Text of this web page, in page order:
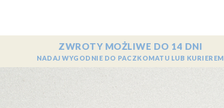
ZWROTY MOŻLIWE DO 14 DNI
NADAJ WYGODNIE DO PACZKOMATU LUB KURIEREM